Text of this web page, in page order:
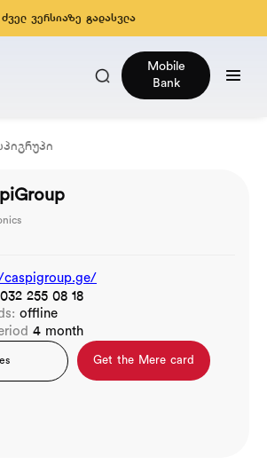
ძველ ვერსიაზე გადასვლა
Mobile
Bank
032 255 08 18
offline
4 month
Get the Mere card